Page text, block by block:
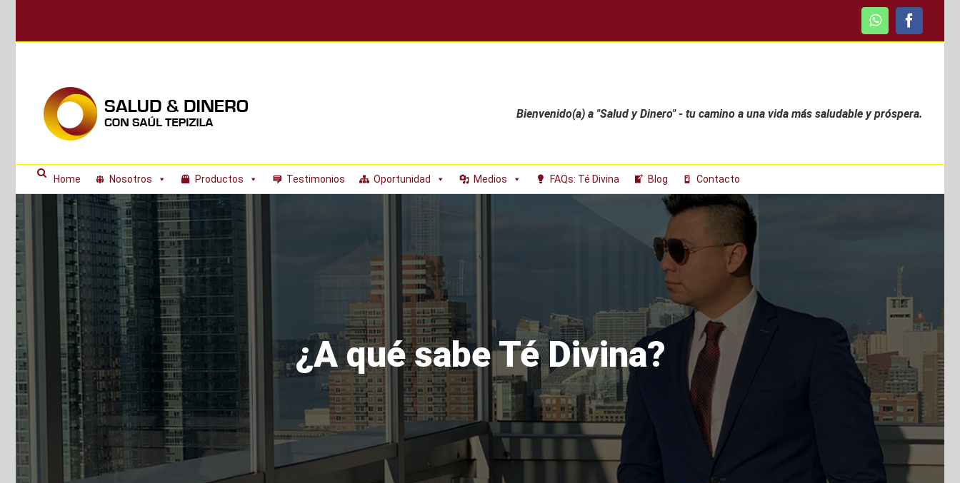
WhatsApp
Bienvenido(a) a "Salud y Dinero" - tu camino a una vida más saludable y próspera.
Home Nosotros Productos Testimonios Oportunidad Medios FAQs: Té Divina Blog Contacto
¿A qué sabe Té Divina?